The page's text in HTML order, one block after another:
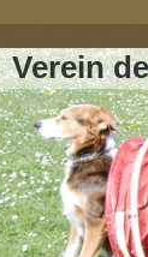
Verein